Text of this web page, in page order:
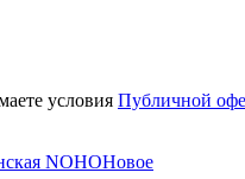
условия Публичной
Новое